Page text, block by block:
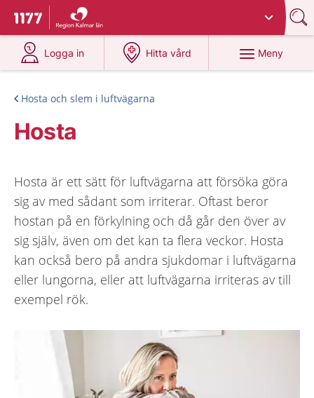
Till startsidan för 1177
Du har valt region
Logga in
på 1177.se
Hitta vård
på 1177.se
Meny
Hosta och slem i luftvägarna
Hosta
Hosta är ett sätt för luftvägarna att försöka göra
sig av med sådant som irriterar. Oftast beror
hostan på en förkylning och då går den över av
sig själv, även om det kan ta flera veckor. Hosta
kan också bero på andra sjukdomar i luftvägarna
eller lungorna, eller att luftvägarna irriteras av till
exempel rök.